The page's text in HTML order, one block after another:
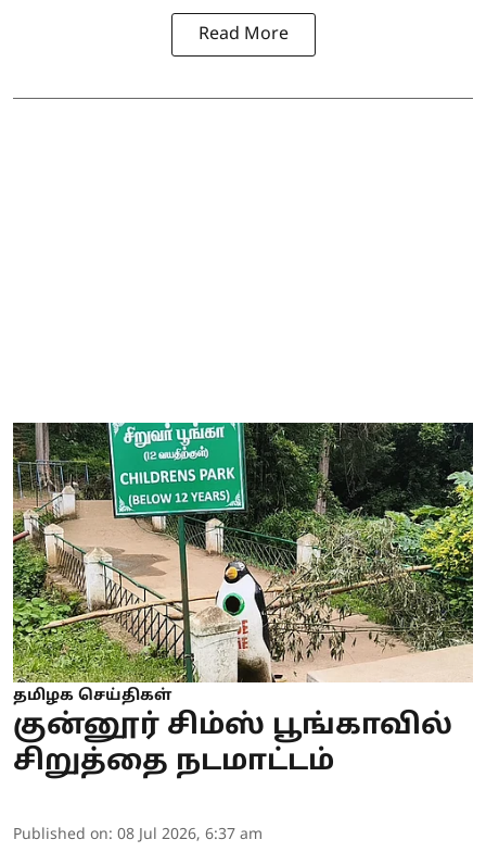
Read More
தமிழக செய்திகள்
குன்னூர் சிம்ஸ் பூங்காவில்
சிறுத்தை நடமாட்டம்
Published on: 08 Jul 2026, 6:37 am